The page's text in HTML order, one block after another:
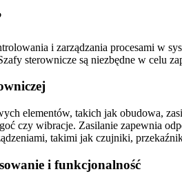
i zarządzania procesami w
sterownicze są niezbędne w celu
elementów, takich jak obudowa,
czy wibracje. Zasilanie zapewnia
takimi jak czujniki,
i funkcjonalność